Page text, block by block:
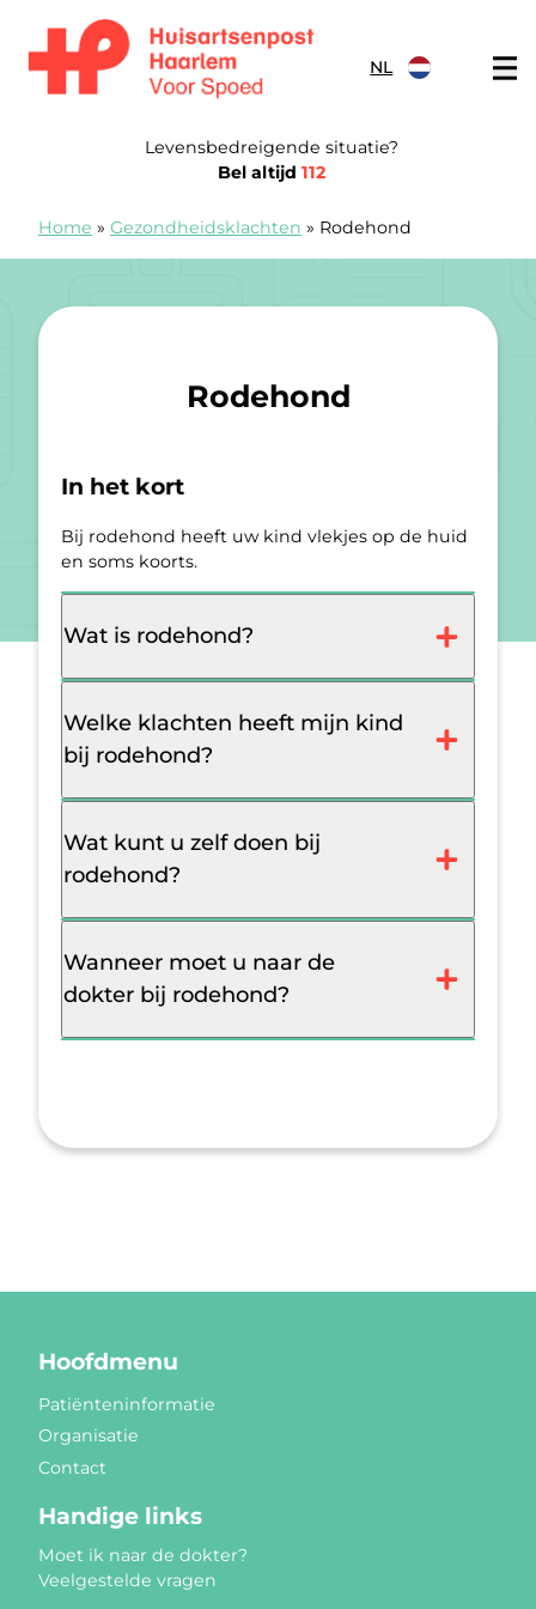
NL
Levensbedreigende situatie?
Bel altijd 112
Home » Gezondheidsklachten » Rodehond
Rodehond
In het kort
Bij rodehond heeft uw kind vlekjes op de huid
en soms koorts.
Wat is rodehond?
Welke klachten heeft mijn kind
bij rodehond?
Wat kunt u zelf doen bij
rodehond?
Wanneer moet u naar de
dokter bij rodehond?
Hoofdmenu
Patiënteninformatie
Organisatie
Contact
Handige links
Moet ik naar de dokter?
Veelgestelde vragen